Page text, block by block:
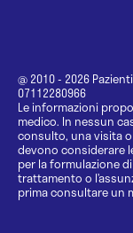
@ 2010 - 2026
07112280966
Le informazioni
medico. In nessun
consulto, una visita
devono considerare
per la formulazione
trattamento o
prima consultare un